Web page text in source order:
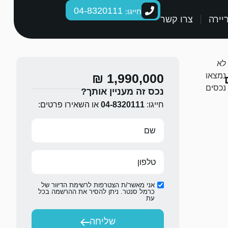
צרו קשר
חייגו:
לא
נמצאו
נכסים
1,990,000 ₪
נכס זה מעניין אותך?
חייגו: 04-8320111 או השאירו פרטים:
אני מאשר/ת הצטרפות לרשימת הדיוור של
כרמל סנטר. ניתן להסיר את ההרשמה בכל
עת
שליחה